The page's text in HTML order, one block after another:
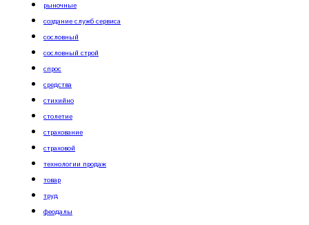
рыночные
создание служб сервиса
сословный
сословный строй
спрос
средства
стихийно
столетие
страхование
страховой
технологии продаж
товар
труд
феодалы